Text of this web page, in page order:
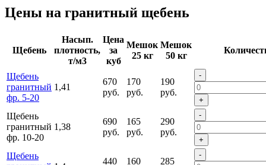
Цены на гранитный щебень
Щебень
Насып.
плотность,
т/м3
Цена
за
куб
Мешок
25 кг
Мешок
50 кг
Щебень
гранитный
фр. 5-20
1,41
670
руб.
170
руб.
190
руб.
-
+
Щебень
гранитный
фр. 10-20
1,38
690
руб.
165
руб.
290
руб.
-
+
Щебень
440
160
285
-